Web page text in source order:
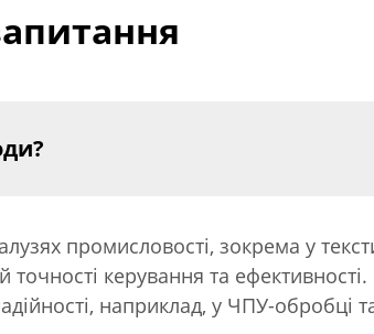
промисловості, зокрема у
точності керування та
наприклад, у ЧПУ-обробці